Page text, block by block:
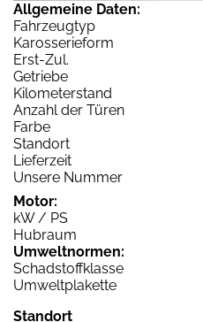
Allgemeine Daten:
Fahrzeugtyp
Karosserieform
Erst-Zul.
Getriebe
Kilometerstand
Anzahl der Türen
Farbe
Standort
Lieferzeit
Unsere Nummer
Motor:
kW / PS
Hubraum
Umweltnormen:
Schadstoffklasse
Umweltplakette
Standort